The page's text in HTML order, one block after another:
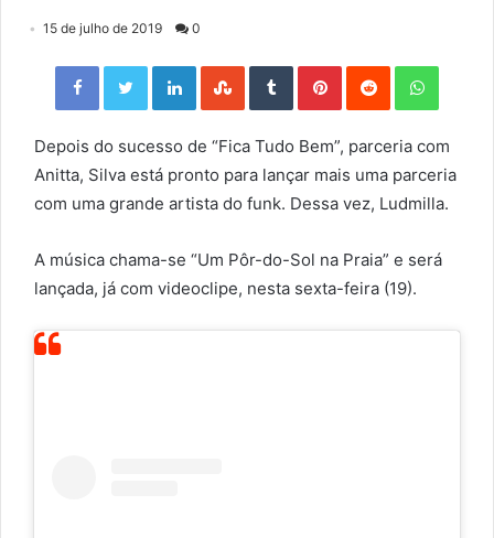
15 de julho de 2019 0
Facebook Twitter LinkedIn StumbleUpon Tumblr Pinterest Reddit
Depois do sucesso de “Fica Tudo Bem”, parceria com
Anitta, Silva está pronto para lançar mais uma parceria
com uma grande artista do funk. Dessa vez, Ludmilla.
A música chama-se “Um Pôr-do-Sol na Praia” e será
lançada, já com videoclipe, nesta sexta-feira (19).